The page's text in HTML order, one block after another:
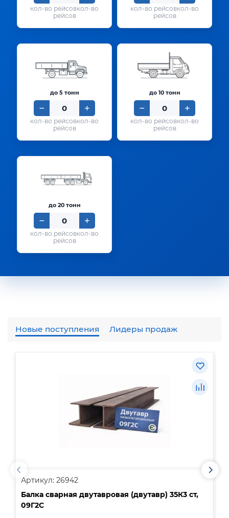
кол-во
рейсов
кол-во
рейсов
до 5 тонн
кол-во
рейсов
до 10 тонн
кол-во
рейсов
до 20 тонн
кол-во
рейсов
Новые поступления Лидеры продаж
Артикул: 26942
Балка сварная двутавровая (двутавр) 35К3 ст,
09Г2С